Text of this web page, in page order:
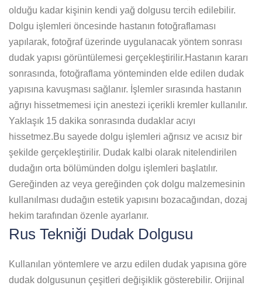
olduğu kadar kişinin kendi yağ dolgusu tercih edilebilir.
Dolgu işlemleri öncesinde hastanın fotoğraflaması
yapılarak, fotoğraf üzerinde uygulanacak yöntem sonrası
dudak yapısı görüntülemesi gerçekleştirilir.Hastanın kararı
sonrasında, fotoğraflama yönteminden elde edilen dudak
yapısına kavuşması sağlanır. İşlemler sırasında hastanın
ağrıyı hissetmemesi için anestezi içerikli kremler kullanılır.
Yaklaşık 15 dakika sonrasında dudaklar acıyı
hissetmez.Bu sayede dolgu işlemleri ağrısız ve acısız bir
şekilde gerçekleştirilir. Dudak kalbi olarak nitelendirilen
dudağın orta bölümünden dolgu işlemleri başlatılır.
Gereğinden az veya gereğinden çok dolgu malzemesinin
kullanılması dudağın estetik yapısını bozacağından, dozaj
hekim tarafından özenle ayarlanır.
Rus Tekniği Dudak Dolgusu
Kullanılan yöntemlere ve arzu edilen dudak yapısına göre
dudak dolgusunun çeşitleri değişiklik gösterebilir. Orijinal